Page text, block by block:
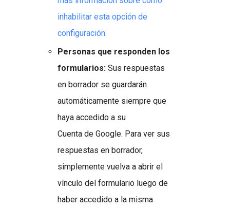
inhabilitar esta opción de
configuración.
Personas que responden los
formularios: Sus respuestas
en borrador se guardarán
automáticamente siempre que
haya accedido a su
Cuenta de Google. Para ver sus
respuestas en borrador,
simplemente vuelva a abrir el
vínculo del formulario luego de
haber accedido a la misma